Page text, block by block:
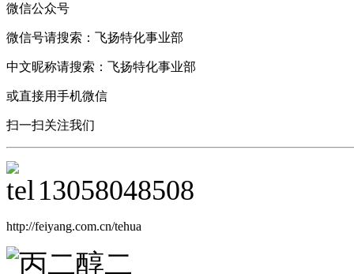
微信公众号
微信号请搜索： 飞扬特化事业部
中文昵称请搜索： 飞扬特化事业部
或直接用手机微信
扫一扫关注我们
13058048508
http://feiyang.com.cn/tehua